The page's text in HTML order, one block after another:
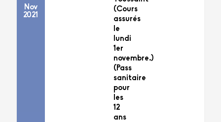
Nov
2021
(Cours
assurés
le
lundi
1er
novembre.)
(Pass
sanitaire
pour
les
12
ans